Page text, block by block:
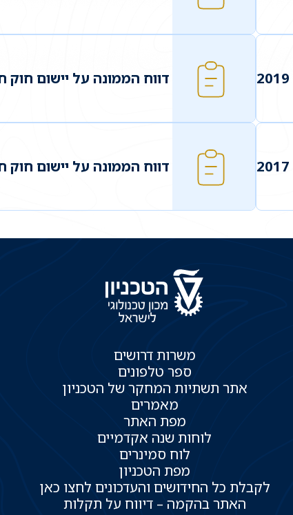
דווח הממונה על יישום חוק
דווח הממונה על יישום חוק
משרות דרושים
ספר טלפונים
אתר תשתיות המחקר של הטכניון
מאמרים
מפת האתר
לוחות שנה אקדמיים
לוח סמינרים
מפת הטכניון
לקבלת כל החידושים והעדכונים לחצו כאן
האתר בהקמה – דיווח על תקלות